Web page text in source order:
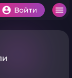
Войти